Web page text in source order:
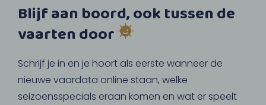
Blijf aan boord, ook tussen de
vaarten door
Schrijf je in en je hoort als eerste wanneer de
nieuwe vaardata online staan, welke
seizoensspecials eraan komen en wat er speelt